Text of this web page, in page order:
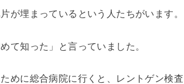
が埋まっているという人たちがいます。
て知った」と言っていました。
めに総合病院に行くと、レントゲン検査